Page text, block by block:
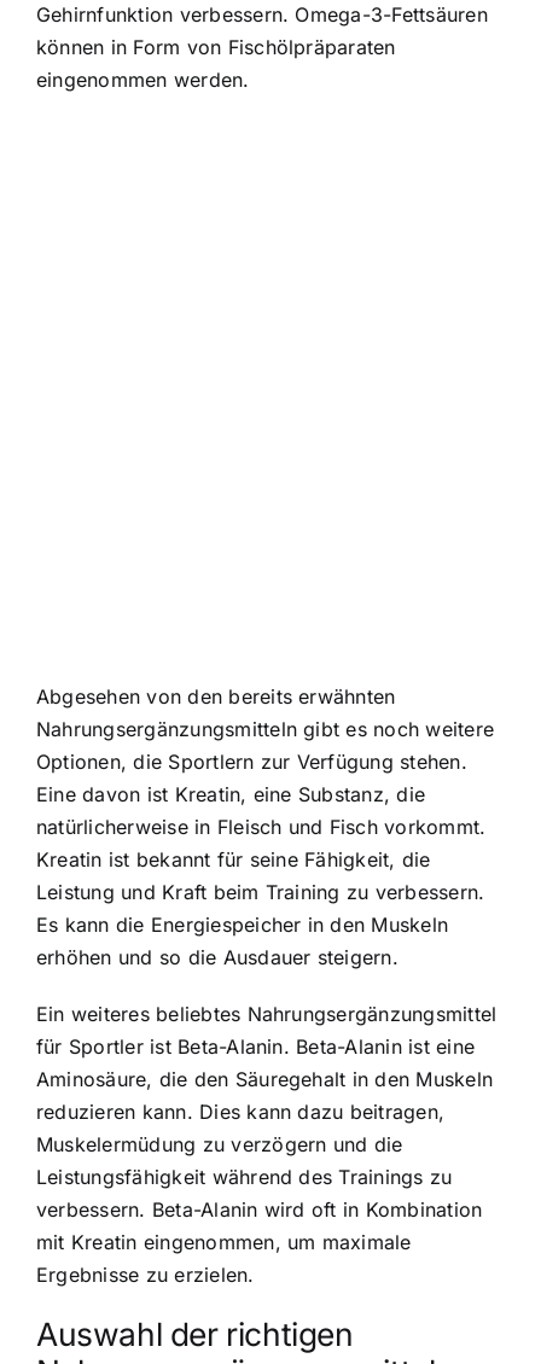
Gehirnfunktion verbessern. Omega-3-Fettsäuren
können in Form von Fischölpräparaten
eingenommen werden.
Abgesehen von den bereits erwähnten
Nahrungsergänzungsmitteln gibt es noch weitere
Optionen, die Sportlern zur Verfügung stehen.
Eine davon ist Kreatin, eine Substanz, die
natürlicherweise in Fleisch und Fisch vorkommt.
Kreatin ist bekannt für seine Fähigkeit, die
Leistung und Kraft beim Training zu verbessern.
Es kann die Energiespeicher in den Muskeln
erhöhen und so die Ausdauer steigern.
Ein weiteres beliebtes Nahrungsergänzungsmittel
für Sportler ist Beta-Alanin. Beta-Alanin ist eine
Aminosäure, die den Säuregehalt in den Muskeln
reduzieren kann. Dies kann dazu beitragen,
Muskelermüdung zu verzögern und die
Leistungsfähigkeit während des Trainings zu
verbessern. Beta-Alanin wird oft in Kombination
mit Kreatin eingenommen, um maximale
Ergebnisse zu erzielen.
Auswahl der richtigen